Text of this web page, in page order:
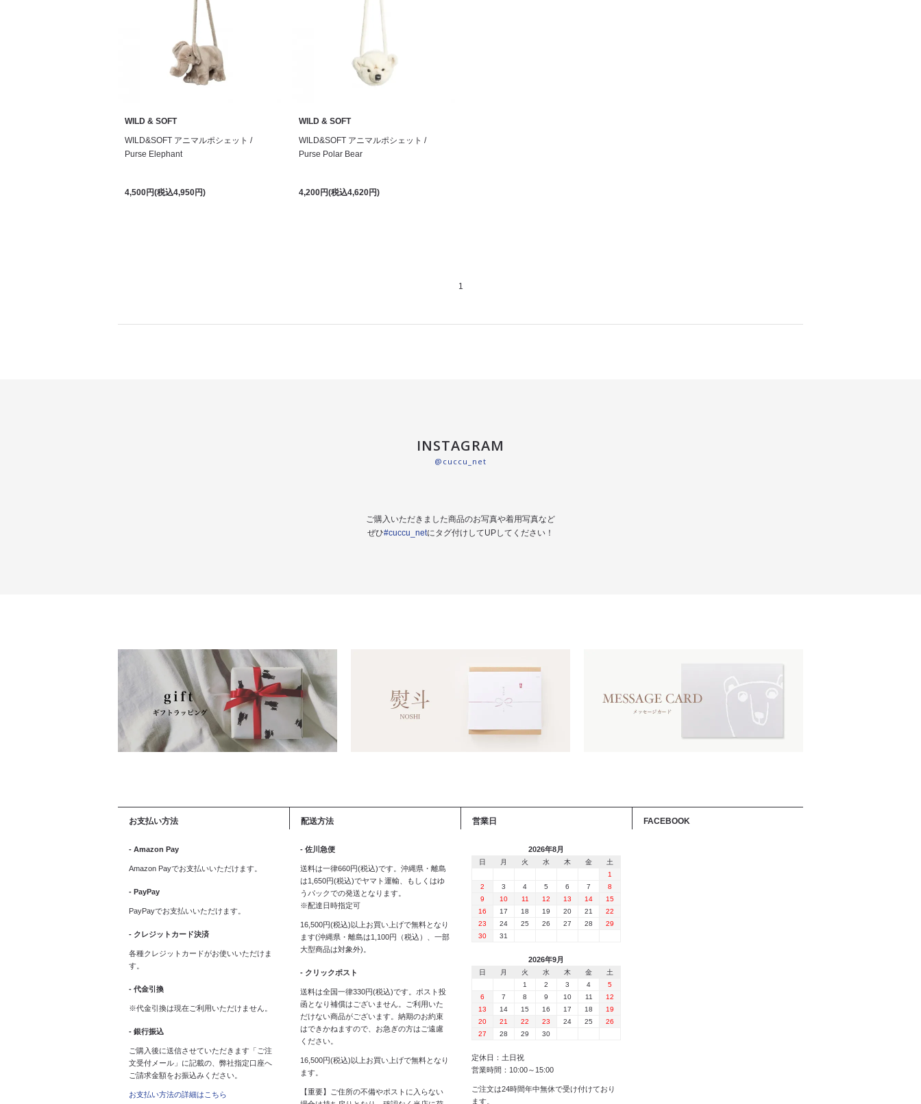
WILD & SOFT
WILD&SOFT アニマルポシェット /
Purse Elephant
4,500円(税込4,950円)
WILD & SOFT
WILD&SOFT アニマルポシェット /
Purse Polar Bear
4,200円(税込4,620円)
1
INSTAGRAM
@cuccu_net
ご購入いただきました商品のお写真や着用写真など
ぜひ#cuccu_netにタグ付けしてUPしてください！
お支払い方法
- Amazon Pay
Amazon Payでお支払いいただけます。
- PayPay
PayPayでお支払いいただけます。
- クレジットカード決済
各種クレジットカードがお使いいただけま
す。
- 代金引換
※代金引換は現在ご利用いただけません。
- 銀行振込
ご購入後に送信させていただきます「ご注
文受付メール」に記載の、弊社指定口座へ
ご請求金額をお振込みください。
お支払い方法の詳細はこちら
配送方法
- 佐川急便
送料は一律660円(税込)です。沖縄県・離島
は1,650円(税込)でヤマト運輸、もしくはゆ
うパックでの発送となります。
※配達日時指定可
16,500円(税込)以上お買い上げで無料となり
ます(沖縄県・離島は1,100円（税込）、一部
大型商品は対象外)。
- クリックポスト
送料は全国一律330円(税込)です。ポスト投
函となり補償はございません。ご利用いた
だけない商品がございます。納期のお約束
はできかねますので、お急ぎの方はご遠慮
ください。
16,500円(税込)以上お買い上げで無料となり
ます。
【重要】ご住所の不備やポストに入らない
営業日
2026年8月
日 月 火 水 木 金
土
1
2
3 4 5 6 7
8
9
10 11 12 13 14
15
16
17 18 19 20 21
22
23
24 25 26 27 28
29
30
31
2026年9月
日 月 火 水 木 金
土
1
2 3 4
5
6
7 8 9 10 11
12
13
14 15 16 17 18
19
20
21 22 23 24 25
26
27
28 29 30
定休日：土日祝
営業時間：10:00～15:00
ご注文は24時間年中無休で受け付けており
ます。
FACEBOOK